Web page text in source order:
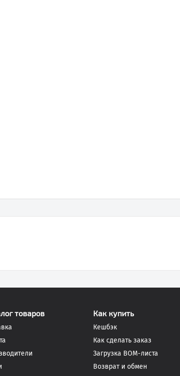
товаров Как купить
Кешбэк
Как сделать заказ
Загрузка BOM-листа
Возврат и обмен